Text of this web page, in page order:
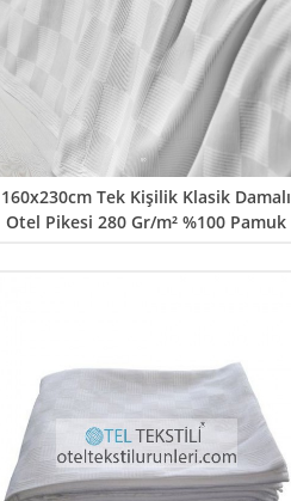
160x230cm Tek Kişilik Klasik Damalı
Otel Pikesi 280 Gr/m² %100 Pamuk